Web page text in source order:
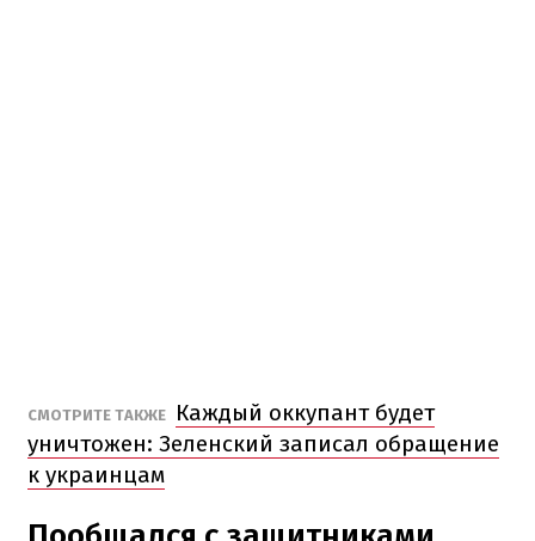
СМОТРИТЕ ТАКЖЕ
Каждый оккупант будет
уничтожен: Зеленский записал обращение
к украинцам